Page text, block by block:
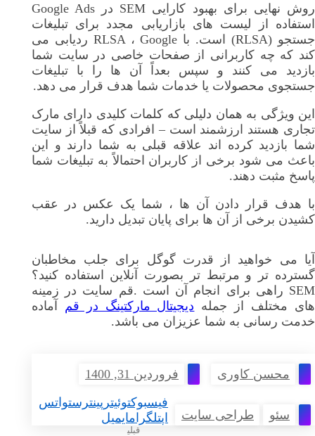
روش نهایی برای بهبود کارایی SEM در Google Ads
استفاده از لیست های بازاریابی مجدد برای تبلیغات
جستجو (RLSA) است. با RLSA ، Google ردیابی می
کند که چه کاربرانی از صفحات خاصی در سایت شما
بازدید می کنند و سپس بعداً آن ها را با تبلیغات
جستجوی محصولات یا خدمات شما هدف قرار می دهد.
این ویژگی به همان دلیلی که کلمات کلیدی دارای مارک
تجاری هستند ارزشمند است – افرادی که قبلاً از سایت
شما بازدید کرده اند علاقه قبلی به شما دارند و این
باعث می شود برخی از کاربران احتمالاً به تبلیغات شما
پاسخ مثبت دهند.
با هدف قرار دادن آن ها ، شما یک عکس در عقب
کشیدن برخی از آن ها برای پایان تبدیل دارید.
آیا می خواهید از قدرت گوگل برای جلب مخاطبان
گسترده تر و مرتبط تر بصورت آنلاین استفاده کنید؟
SEM راهی برای انجام آن است .قم سایت در زمینه
های مختلف از جمله دیجیتال مارکتینگ در قم
آماده
خدمت رسانی به شما عزیزان می باشد.
محسن کاوری فروردین 31, 1400
سئو طراحی سایت
فیسبوکتوئیتر پینترستواتس
اپتلگرامایمیل
قبلی